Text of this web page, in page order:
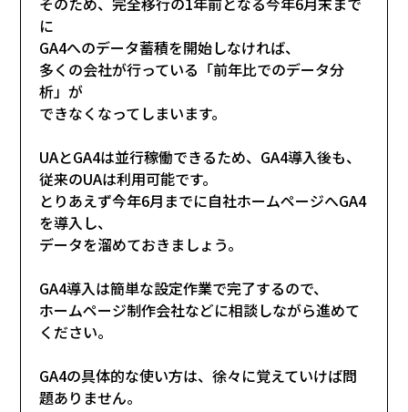
に
GA4へのデータ蓄積を開始しなければ、
多くの会社が行っている「前年比でのデータ分
析」が
できなくなってしまいます。
UAとGA4は並行稼働できるため、GA4導入後も、
従来のUAは利用可能です。
とりあえず今年6月までに自社ホームページへGA4
を導入し、
データを溜めておきましょう。
GA4導入は簡単な設定作業で完了するので、
ホームページ制作会社などに相談しながら進めて
ください。
GA4の具体的な使い方は、徐々に覚えていけば問
題ありません。